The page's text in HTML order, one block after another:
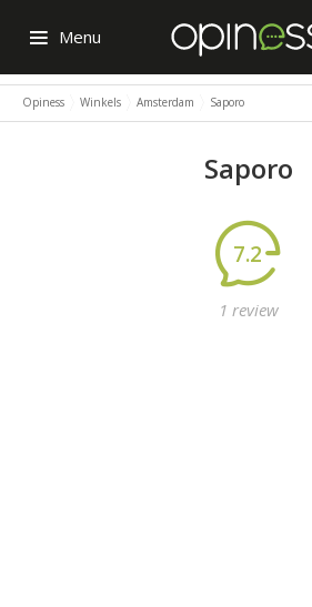
Menu
Opiness Winkels Amsterdam Saporo
Saporo
7.2
1 review